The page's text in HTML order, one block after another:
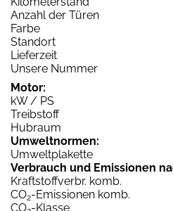
Anzahl der Türen
Farbe
Standort
Lieferzeit
Unsere Nummer
Motor:
kW / PS
Treibstoff
Hubraum
Umweltnormen:
Umweltplakette
Verbrauch und Emissionen
Kraftstoffverbr. komb.
CO2-Emissionen komb.
CO -Klasse